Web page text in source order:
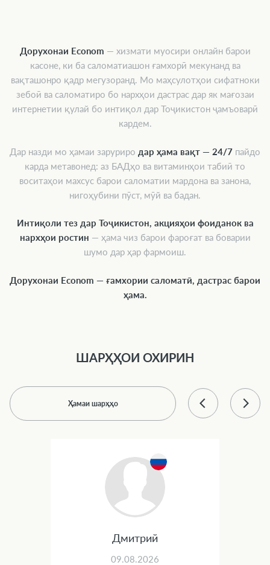
Дорухонаи Econom — хизмати муосири онлайн барои
касоне, ки ба саломатиашон ғамхорӣ мекунанд ва
вақташонро қадр мегузоранд. Мо маҳсулотҳои сифатноки
зебоӣ ва саломатиро бо нархҳои дастрас дар як мағозаи
интернетии қулай бо интиқол дар Тоҷикистон ҷамъоварӣ
кардем.
Дар назди мо ҳамаи заруриро дар ҳама вақт — 24/7 пайдо
карда метавонед: аз БАДҳо ва витаминҳои табиӣ то
воситаҳои махсус барои саломатии мардона ва занона,
нигоҳубини пӯст, мӯй ва бадан.
Интиқоли тез дар Тоҷикистон, акцияҳои фоиданок ва
нархҳои ростин — ҳама чиз барои фароғат ва боварии
шумо дар ҳар фармоиш.
Дорухонаи Econom — ғамхории саломатӣ, дастрас барои
ҳама.
ШАРҲҲОИ ОХИРИН
Ҳамаи шарҳҳо
Дмитрий
09.08.2026